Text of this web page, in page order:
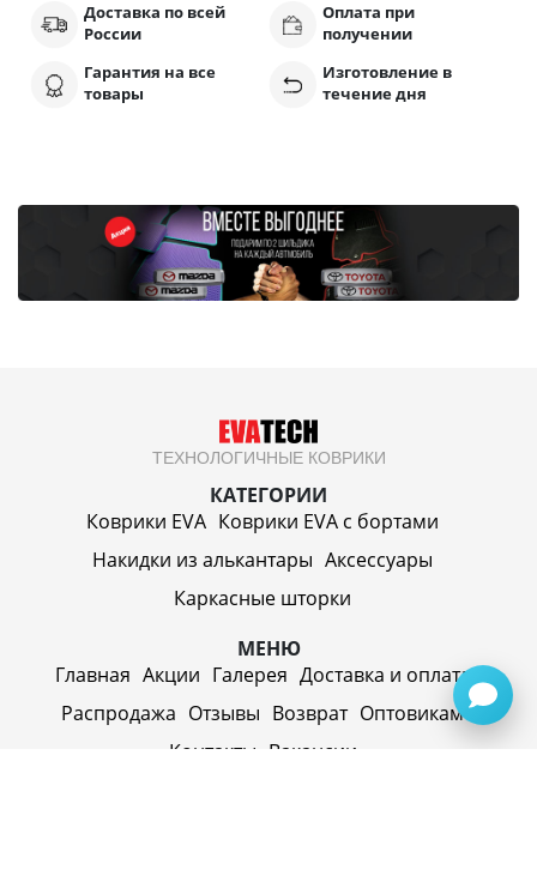
Доставка по всей
России
Оплата при
получении
Гарантия на все
товары
Изготовление в
течение дня
ТЕХНОЛОГИЧНЫЕ КОВРИКИ
КАТЕГОРИИ
Коврики EVA Коврики EVA c бортами
Накидки из алькантары Аксессуары
Каркасные шторки
МЕНЮ
Главная Акции Галерея Доставка и оплата
Распродажа Отзывы Возврат Оптовикам
Контакты Вакансии